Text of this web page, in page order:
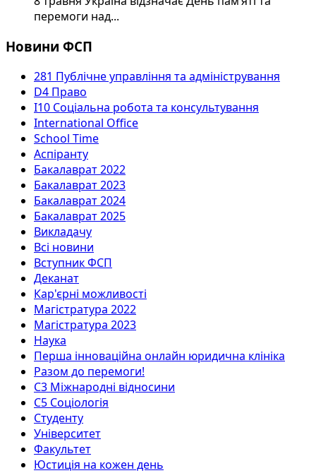
перемоги над...
Новини ФСП
281 Публічне управління та адміністрування
D4 Право
I10 Соціальна робота та консультування
International Office
School Time
Аспіранту
Бакалаврат 2022
Бакалаврат 2023
Бакалаврат 2024
Бакалаврат 2025
Викладачу
Всі новини
Вступник ФСП
Деканат
Кар'єрні можливості
Магістратура 2022
Магістратура 2023
Наука
Перша інноваційна онлайн юридична клініка
Разом до перемоги!
С3 Міжнародні відносини
С5 Соціологія
Студенту
Університет
Факультет
Юстиція на кожен день